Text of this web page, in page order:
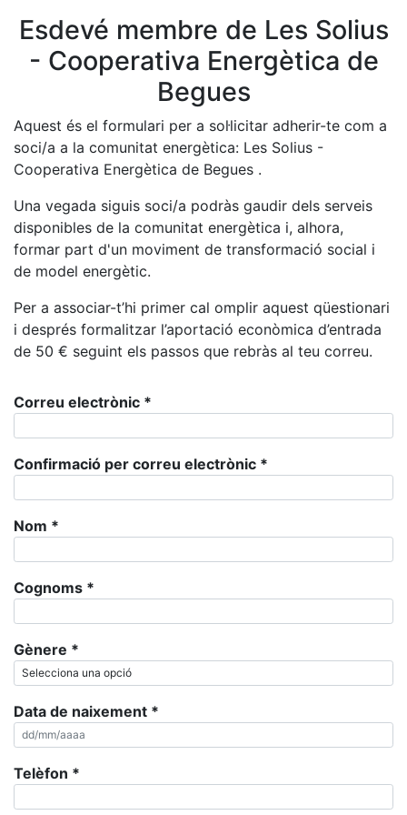
Esdevé membre de Les Solius
- Cooperativa Energètica de
Begues
Aquest és el formulari per a sol·licitar adherir-te com a
soci/a a la comunitat energètica: Les Solius -
Cooperativa Energètica de Begues .
Una vegada siguis soci/a podràs gaudir dels serveis
disponibles de la comunitat energètica i, alhora,
formar part d'un moviment de transformació social i
de model energètic.
Per a associar-t’hi primer cal omplir aquest qüestionari
i després formalitzar l’aportació econòmica d’entrada
de 50 € seguint els passos que rebràs al teu correu.
Correu electrònic *
Confirmació per correu electrònic *
Nom *
Cognoms *
Gènere *
Data de naixement *
Telèfon *